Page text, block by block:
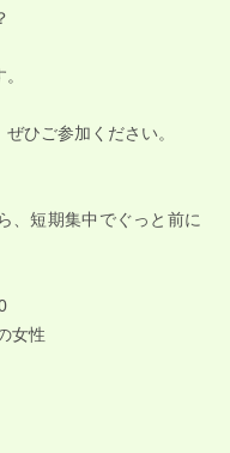
ひご参加ください。
、短期集中でぐっと前に
女性